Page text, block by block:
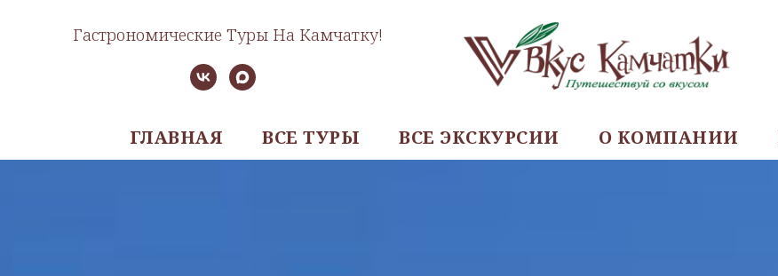
Гастрономические Туры На Камчатку!
ГЛАВНАЯ ВСЕ ТУРЫ ВСЕ ЭКСКУРСИИ О КОМПАНИИ